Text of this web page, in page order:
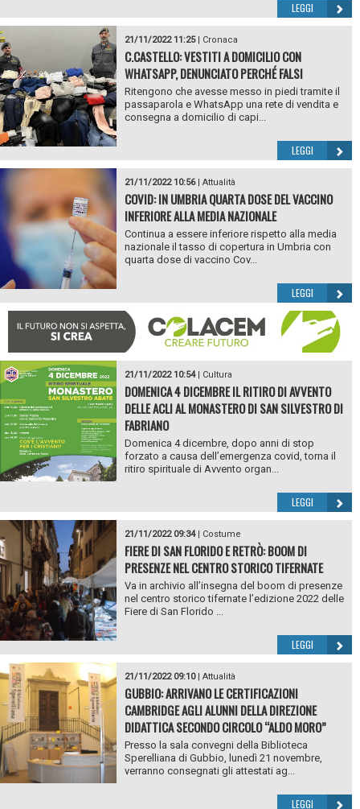
LEGGI
21/11/2022 11:25| Cronaca
C.CASTELLO: VESTITI A DOMICILIO CON
WHATSAPP, DENUNCIATO PERCHÉ FALSI
Ritengono che avesse messo in piedi tramite il
passaparola e WhatsApp una rete di vendita e
consegna a domicilio di capi...
LEGGI
21/11/2022 10:56| Attualità
COVID: IN UMBRIA QUARTA DOSE DEL VACCINO
INFERIORE ALLA MEDIA NAZIONALE
Continua a essere inferiore rispetto alla media
nazionale il tasso di copertura in Umbria con
quarta dose di vaccino Cov...
LEGGI
21/11/2022 10:54| Cultura
DOMENICA 4 DICEMBRE IL RITIRO DI AVVENTO
DELLE ACLI AL MONASTERO DI SAN SILVESTRO DI
FABRIANO
Domenica 4 dicembre, dopo anni di stop
forzato a causa dell’emergenza covid, torna il
ritiro spirituale di Avvento organ...
LEGGI
21/11/2022 09:34| Costume
FIERE DI SAN FLORIDO E RETRÒ: BOOM DI
PRESENZE NEL CENTRO STORICO TIFERNATE
Va in archivio all’insegna del boom di presenze
nel centro storico tifernate l’edizione 2022 delle
Fiere di San Florido ...
LEGGI
21/11/2022 09:10| Attualità
GUBBIO: ARRIVANO LE CERTIFICAZIONI
CAMBRIDGE AGLI ALUNNI DELLA DIREZIONE
DIDATTICA SECONDO CIRCOLO “ALDO MORO”
Presso la sala convegni della Biblioteca
Sperelliana di Gubbio, lunedì 21 novembre,
verranno consegnati gli attestati ag...
LEGGI